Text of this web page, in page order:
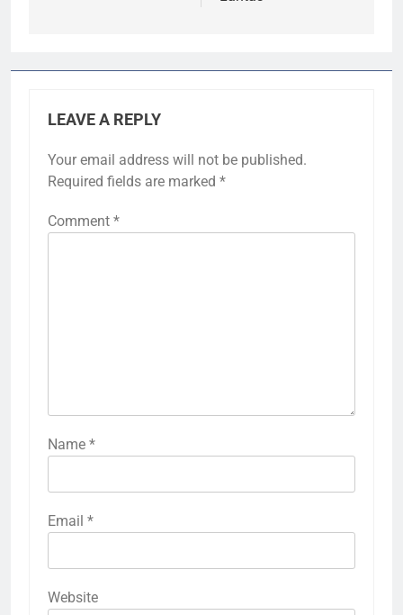
LEAVE A REPLY
Your email address will not be published.
Required fields are marked *
Comment *
Name *
Email *
Website